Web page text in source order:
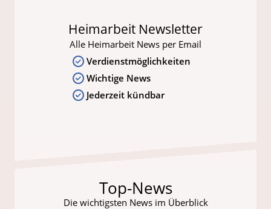
Heimarbeit Newsletter
Alle Heimarbeit News per Email
Verdienstmöglichkeiten
Wichtige News
Jederzeit kündbar
Top-News
Die wichtigsten News im Überblick